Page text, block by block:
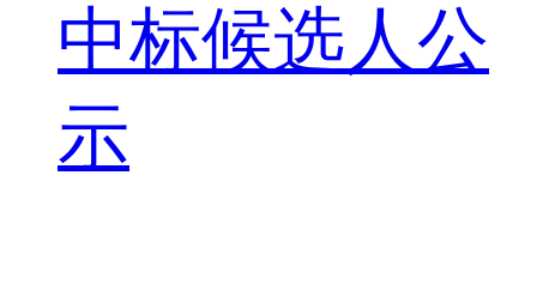
中标候选人公
示